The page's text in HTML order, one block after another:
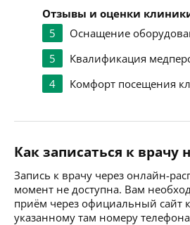
Отзывы и оценки
5
Оснащение
5
Квалификация
4
Комфорт посещения
Как записаться к врачу
Запись к врачу через онлайн-
момент не доступна. Вам
приём через официальный сайт
указанному там номеру